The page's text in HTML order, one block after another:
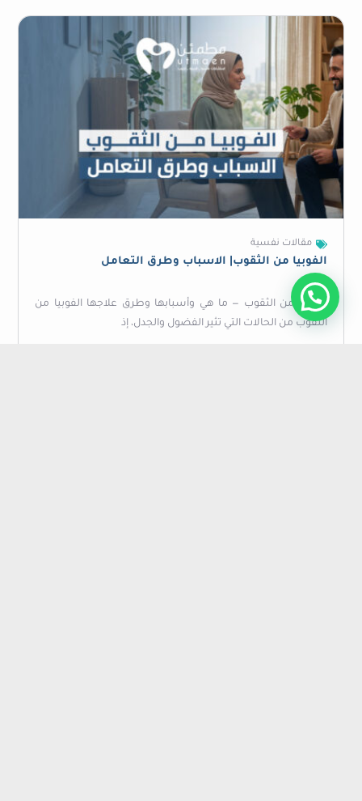
مقالات نفسية
الفوبيا من الثقوب| الاسباب وطرق التعامل
الفوبيا من الثقوب — ما هي وأسبابها وطرق علاجها الفوبيا من
الثقوب من الحالات التي تثير الفضول والجدل، إذ